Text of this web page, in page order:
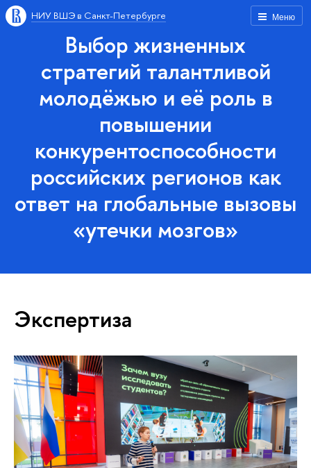
Меню
НИУ ВШЭ в Санкт-Петербурге
Выбор жизненных
стратегий талантливой
молодёжью и её роль в
повышении
конкурентоспособности
российских регионов как
ответ на глобальные вызовы
«утечки мозгов»
Экспертиза